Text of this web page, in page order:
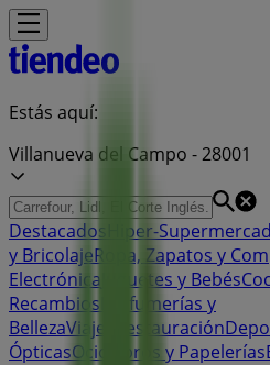
Estás aquí:
Villanueva del Campo - 28001
Destacados Hiper-
y BricolajeRopa, Zapatos y
Electrónica Juguetes y Bebés
Recambios Perfumerías y
BellezaViajes Restauración
ÓpticasOcio Libros y Papelerías